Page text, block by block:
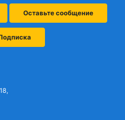
Оставьте сообщение